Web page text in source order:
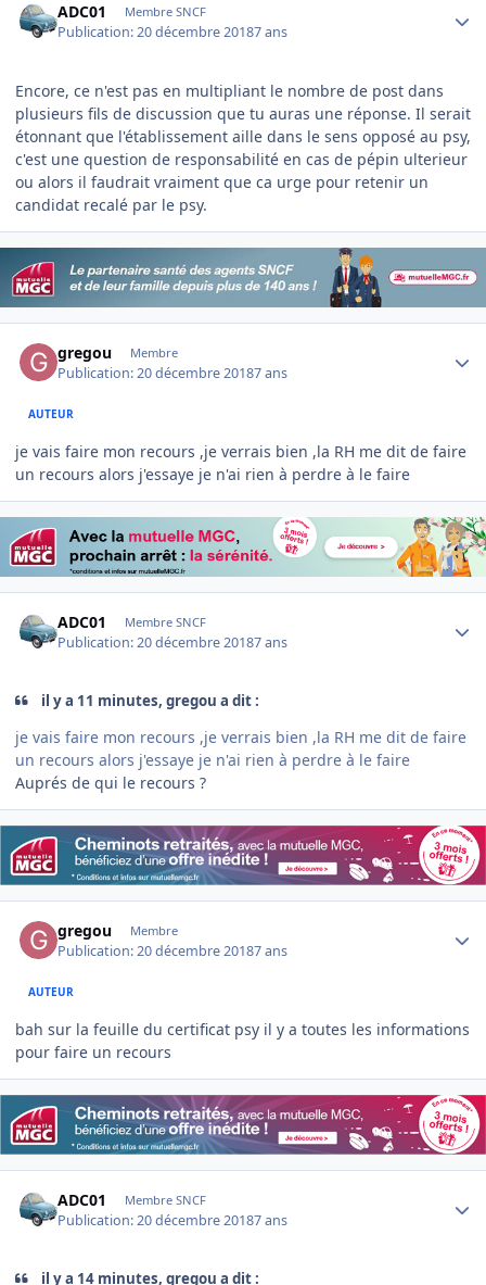
ADC01 Membre SNCF
Publication:20 décembre 20187 ans
Encore, ce n'est pas en multipliant le nombre de post dans
plusieurs fils de discussion que tu auras une réponse. Il serait
étonnant que l'établissement aille dans le sens opposé au psy,
c'est une question de responsabilité en cas de pépin ulterieur
ou alors il faudrait vraiment que ca urge pour retenir un
candidat recalé par le psy.
gregou Membre
Publication:20 décembre 20187 ans
AUTEUR
je vais faire mon recours ,je verrais bien ,la RH me dit de faire
un recours alors j'essaye je n'ai rien à perdre à le faire
ADC01 Membre SNCF
Publication:20 décembre 20187 ans
il y a 11 minutes, gregou a dit :
je vais faire mon recours ,je verrais bien ,la RH me dit de faire
un recours alors j'essaye je n'ai rien à perdre à le faire
Auprés de qui le recours ?
gregou Membre
Publication:20 décembre 20187 ans
AUTEUR
bah sur la feuille du certificat psy il y a toutes les informations
pour faire un recours
ADC01 Membre SNCF
Publication:20 décembre 20187 ans
il y a 14 minutes, gregou a dit :